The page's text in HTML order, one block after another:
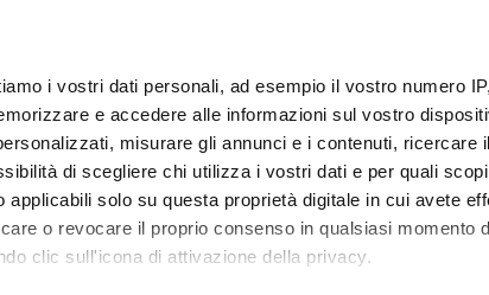
i vostri dati personali, ad esempio il vostro numero
e accedere alle informazioni sul vostro
misurare gli annunci e i contenuti, ricercare
di scegliere chi utilizza i vostri dati e per quali
solo su questa proprietà digitale in cui avete
o revocare il proprio consenso in qualsiasi momento
clic sull'icona di attivazione della privacy.
Prezzo Superficie Locali Più filtri - 1
napoli Napoli
Ordine Mioaffitto